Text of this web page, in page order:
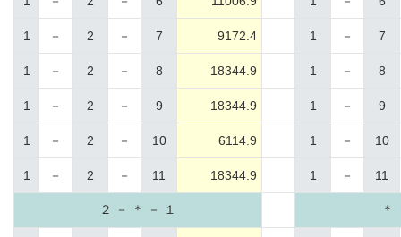
1 － 2 － 7 9172.4 1 － 7
1 － 2 － 8 18344.9 1 － 8
1 － 2 － 9 18344.9 1 － 9
1 － 2 － 10 6114.9 1 － 10
1 － 2 － 11 18344.9 1 － 11
２ － ＊ － １ ＊